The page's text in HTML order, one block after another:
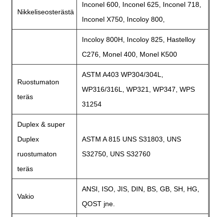
Nikkeliseosterästä
Inconel 600, Inconel 625, Inconel 718,
Inconel X750, Incoloy 800,
Incoloy 800H, Incoloy 825, Hastelloy
C276, Monel 400, Monel K500
Ruostumaton
teräs
ASTM A403 WP304/304L,
WP316/316L, WP321, WP347, WPS
31254
Duplex & super
Duplex
ruostumaton
teräs
ASTM A 815 UNS S31803, UNS
S32750, UNS S32760
Vakio
ANSI, ISO, JIS, DIN, BS, GB, SH, HG,
QOST jne.